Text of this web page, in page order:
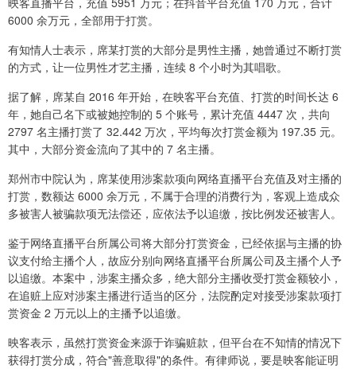
6000 余万元，全部用于打赏。
有知情人士表示，席某打赏的大部分是男性主播，她曾通过不断打赏
的方式，让一位男性才艺主播，连续 8 个小时为其唱歌。
据了解，席某自 2016 年开始，在映客平台充值、打赏的时间长达 6
年，她自己名下或被她控制的 5 个账号，累计充值 4447 次，共向
2797 名主播打赏了 32.442 万次，平均每次打赏金额为 197.35 元。
其中，大部分资金流向了其中的 7 名主播。
郑州市中院认为，席某使用涉案款项向网络直播平台充值及对主播的
打赏，数额达 6000 余万元，不属于合理的消费行为，客观上造成众
多被害人被骗款项无法偿还，应依法予以追缴，按比例发还被害人。
鉴于网络直播平台所属公司将大部分打赏资金，已经依据与主播的协
议支付给主播个人，故应分别向网络直播平台所属公司及主播个人予
以追缴。本案中，涉案主播众多，绝大部分主播收受打赏金额较小，
在追赃上应对涉案主播进行适当的区分，法院酌定对接受涉案款项打
赏资金 2 万元以上的主播予以追缴。
映客表示，虽然打赏资金来源于诈骗赃款，但平台在不知情的情况下
获得打赏分成，符合"善意取得"的条件。有律师说，要是映客能证明